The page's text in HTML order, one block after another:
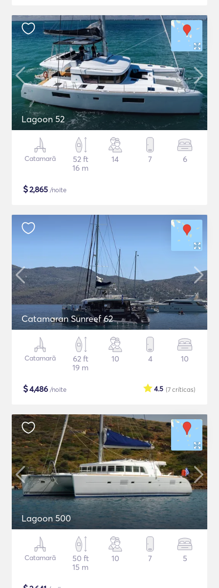
Lagoon 52
Catamarã
52 ft
16 m
14 7 6
$2,865 /noite
Catamaran Sunreef 62
Catamarã
62 ft
19 m
10 4 10
$4,486 /noite (7críticas)
4.5
Lagoon 500
Catamarã
50 ft
15 m
10 7 5